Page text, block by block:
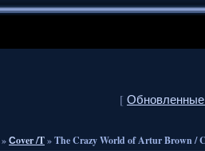
[
»Сover /T»The Crazy World of Artur Brown /